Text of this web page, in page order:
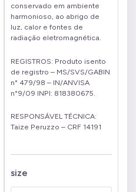
conservado em ambiente
harmonioso, ao abrigo de
luz, calor e fontes de
radiação eletromagnética.
REGISTROS: Produto isento
de registro – MS/SVS/GABIN
n° 479/98 – IN/ANVISA
n°9/09 INPI: 818380675.
RESPONSÁVEL TÉCNICA:
Taize Peruzzo – CRF 14191
size
Kit
Perfume